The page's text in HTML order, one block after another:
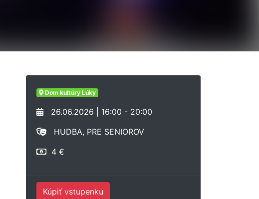
Dom kultúry Lúky
26.06.2026 | 16:00 - 20:00
HUDBA, PRE SENIOROV
4 €
Kúpiť vstupenku